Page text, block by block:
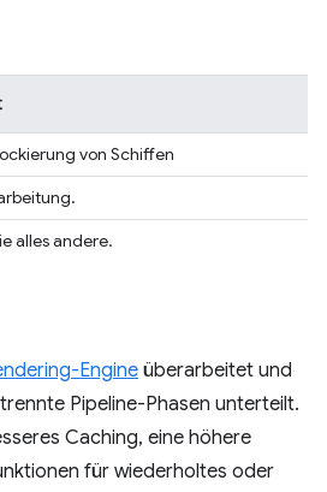
von Schiffen
alles andere.
Engineüberarbeitet und
Pipeline-Phasen unterteilt.
Caching, eine höhere
für wiederholtes oder